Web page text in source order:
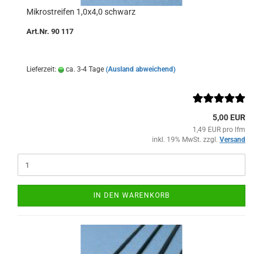
Mikrostreifen 1,0x4,0 schwarz
Art.Nr. 90 117
Lieferzeit: ca. 3-4 Tage (Ausland abweichend)
5,00 EUR
1,49 EUR pro lfm
inkl. 19% MwSt. zzgl. Versand
IN DEN WARENKORB